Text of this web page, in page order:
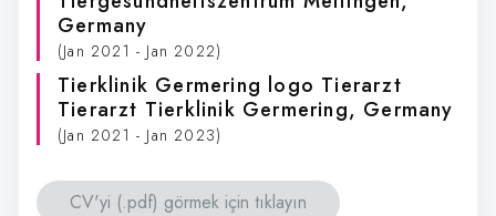
Germany
(Jan 2021 - Jan 2022)
Tierklinik Germering logo Tierarzt
Tierarzt Tierklinik Germering, Germany
(Jan 2021 - Jan 2023)
CV'yi (.pdf) görmek için tıklayın